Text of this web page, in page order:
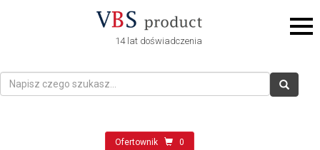
14 lat doświadczenia
Ofertownik 0